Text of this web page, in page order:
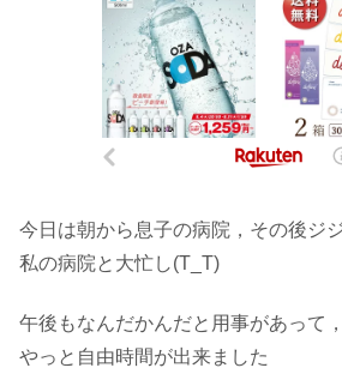
今日は朝から息子の病院，その後ジ
私の病院と大忙し(T_T)
午後もなんだかんだと用事があって
やっと自由時間が出来ました